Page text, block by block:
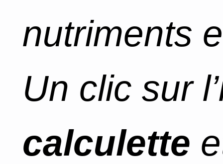
nutriments
Un clic sur
calculette